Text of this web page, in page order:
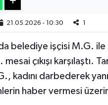
21.05.2026 - 10:30 1
belediye işçisi M.G. ile
çıkışı karşılaştı.
kadını darbederek
haber vermesi